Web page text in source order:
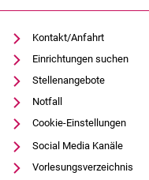
Kontakt/Anfahrt
Einrichtungen suchen
Stellenangebote
Notfall
Cookie-Einstellungen
Social Media Kanäle
Vorlesungsverzeichnis